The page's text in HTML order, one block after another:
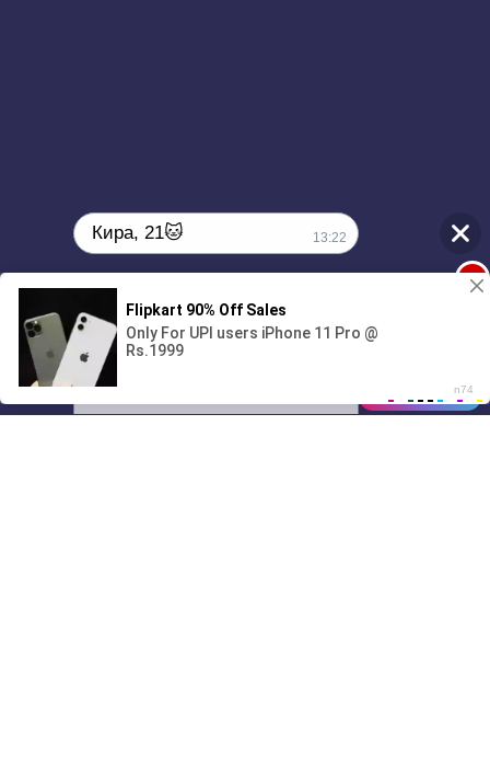
01/07
00:00
Кира, 21🐱 13:22
Поиграешь со мной? 💖🐾
1